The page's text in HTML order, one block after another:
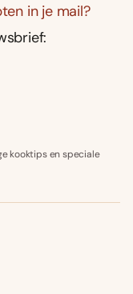
in je mail?
kooktips en speciale